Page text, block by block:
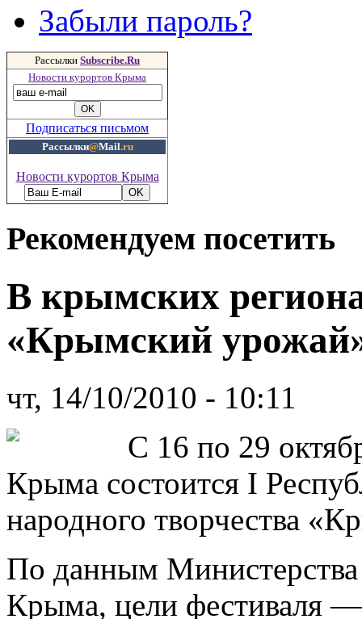
Забыли пароль?
Рассылки Subscribe.Ru
Новости курортов Крыма
Подписаться письмом
Рассылки@Mail.ru
Новости курортов Крыма
Рекомендуем посетить
В крымских
«Крымский
чт, 14/10/2010 - 10:11
С 16 по 29
Крыма состоится I
народного творчества
По данным Министерства
Крыма, цели фестиваля